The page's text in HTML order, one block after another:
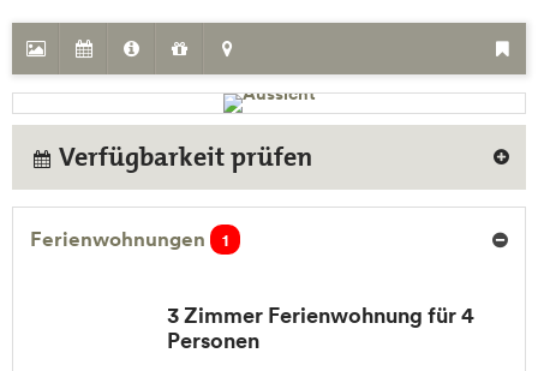
Verfügbarkeit prüfen
Ferienwohnungen 1
3 Zimmer Ferienwohnung für 4
Personen